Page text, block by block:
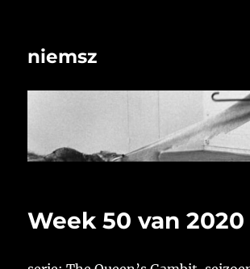
niemsz
Week 50 van 2020